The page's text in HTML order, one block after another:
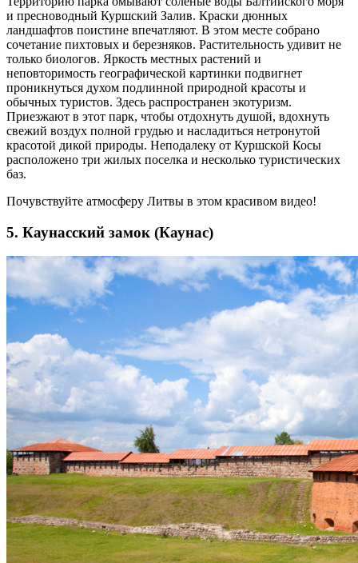
и пресноводный Куршский Залив. Краски дюнных
ландшафтов поистине впечатляют. В этом месте собрано
сочетание пихтовых и березняков. Растительность удивит не
только биологов. Яркость местных растений и
неповторимость географической картинки подвигнет
проникнуться духом подлинной природной красоты и
обычных туристов. Здесь распространен экотуризм.
Приезжают в этот парк, чтобы отдохнуть душой, вдохнуть
свежий воздух полной грудью и насладиться нетронутой
красотой дикой природы. Неподалеку от Куршской Косы
расположено три жилых поселка и несколько туристических
баз.
Почувствуйте атмосферу Литвы в этом красивом видео!
5. Каунасский замок (Каунас)